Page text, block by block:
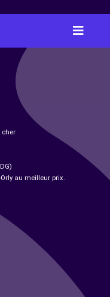
cher
au meilleur prix.